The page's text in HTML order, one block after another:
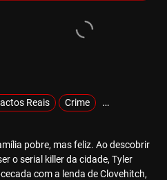
Reais Crime Mistério
pobre, mas feliz. Ao descobrir
o serial killer da cidade, Tyler
com a lenda de Clovehitch,